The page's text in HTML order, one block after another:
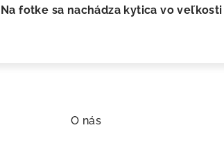
Na fotke sa nachádza kytica vo
O nás